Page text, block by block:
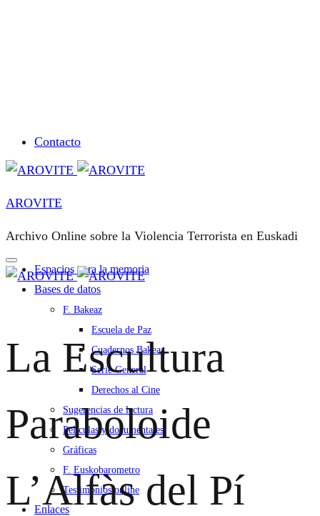
Contacto
AROVITE
Archivo Online sobre la Violencia Terrorista en Euskadi
Espacios para la memoria
Bases de datos
F. Bakeaz
Escuela de Paz
Cuadernos Bakeaz
Serie General
Derechos al Cine
Sugerencias de lectura
Películas y documentales
Gráficas
F. Euskobarometro
Testimonios online
Enlaces
La Escultura
Paraboloide
L’Alfàs del Pí